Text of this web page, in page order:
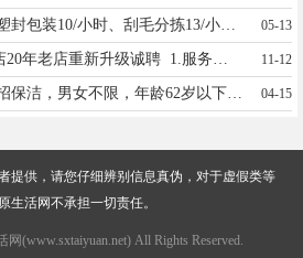
（小时工）小时工塑封包装10/小时、刮毛分拣13/小时 食品加工间 操作工人 主要以熟食加工为主，肘子猪蹄这些（月休两天，包吃住） 薪资：4000-4500面议 任职要求：年龄30-55周岁之间，身体健康，吃苦耐劳，有较强的体力。 工作时间：08:00 - 19:00 19935191391 路经理 地址：丈子头村 古月坊食品加工有限公司 05-13
11-12
迎泽公园附近医院招保洁，男女不限，年龄62岁以下。 时间：7：00_11：30，14：30_17：30 。每周休1天。 工资2400_2700元 联系电话： 13835119258赵女士 04-15
提供，请您仔细辨别信息真伪，对于虚假类等
生活网不承担一切责任。
(www.sxtaiyuan.net) All Rights Reserved.